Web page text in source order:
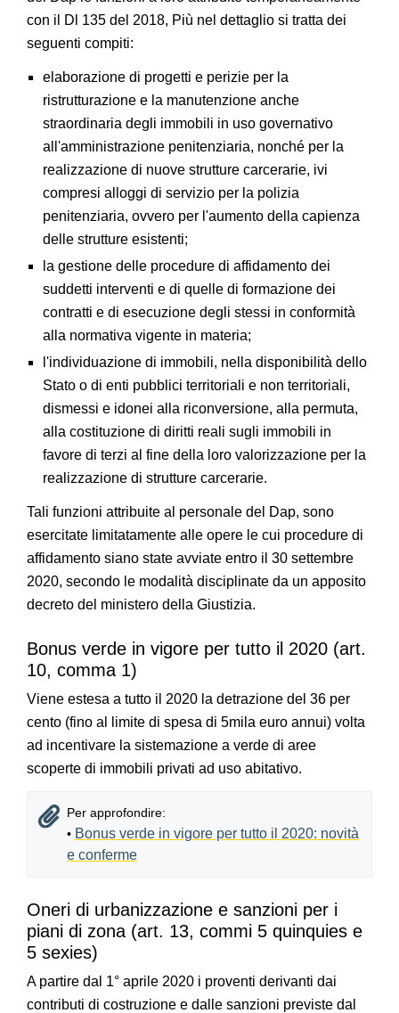
con il Dl 135 del 2018, Più nel dettaglio si tratta dei
seguenti compiti:
elaborazione di progetti e perizie per la
ristrutturazione e la manutenzione anche
straordinaria degli immobili in uso governativo
all'amministrazione penitenziaria, nonché per la
realizzazione di nuove strutture carcerarie, ivi
compresi alloggi di servizio per la polizia
penitenziaria, ovvero per l'aumento della capienza
delle strutture esistenti;
la gestione delle procedure di affidamento dei
suddetti interventi e di quelle di formazione dei
contratti e di esecuzione degli stessi in conformità
alla normativa vigente in materia;
l'individuazione di immobili, nella disponibilità dello
Stato o di enti pubblici territoriali e non territoriali,
dismessi e idonei alla riconversione, alla permuta,
alla costituzione di diritti reali sugli immobili in
favore di terzi al fine della loro valorizzazione per la
realizzazione di strutture carcerarie.
Tali funzioni attribuite al personale del Dap, sono
esercitate limitatamente alle opere le cui procedure di
affidamento siano state avviate entro il 30 settembre
2020, secondo le modalità disciplinate da un apposito
decreto del ministero della Giustizia.
Bonus verde in vigore per tutto il 2020 (art.
10, comma 1)
Viene estesa a tutto il 2020 la detrazione del 36 per
cento (fino al limite di spesa di 5mila euro annui) volta
ad incentivare la sistemazione a verde di aree
scoperte di immobili privati ad uso abitativo.
Per approfondire:
• Bonus verde in vigore per tutto il 2020: novità
e conferme
Oneri di urbanizzazione e sanzioni per i
piani di zona (art. 13, commi 5 quinquies e
5 sexies)
A partire dal 1° aprile 2020 i proventi derivanti dai
contributi di costruzione e dalle sanzioni previste dal